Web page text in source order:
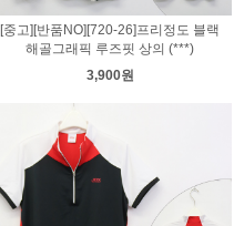
[중고][반품NO][720-26]프리정도 블랙
해골그래픽 루즈핏 상의 (***)
3,900원